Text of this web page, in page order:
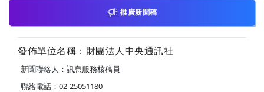
推廣新聞稿
發佈單位名稱：財團法人中央通訊社
新聞聯絡人：訊息服務核稿員
聯絡電話：02-25051180